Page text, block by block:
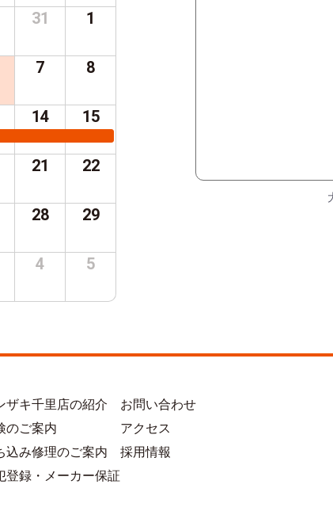
31 1
7 8
14 15
21 22
28 29
4 5
ザキ千里店の紹介
のご案内
込み修理のご案内
登録・メーカー保証
お問い合わせ
アクセス
採用情報